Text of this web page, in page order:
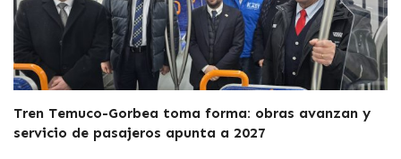
Tren Temuco-Gorbea toma forma: obras avanzan y
servicio de pasajeros apunta a 2027